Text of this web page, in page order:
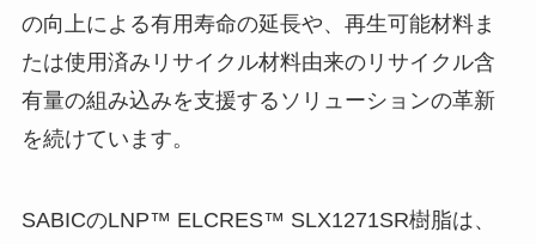
の向上による有用寿命の延長や、再生可能材料ま
たは使用済みリサイクル材料由来のリサイクル含
有量の組み込みを支援するソリューションの革新
を続けています。
SABICのLNP™ ELCRES™ SLX1271SR樹脂は、